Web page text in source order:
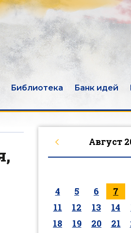
Библиотека Банк идей
Август
4
5 6 7
11
12 13 14
18
19 20 21